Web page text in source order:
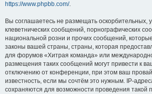
https://www.phpbb.com/.
Вы соглашаетесь не размещать оскорбительных,
клеветнических сообщений, порнографических
национальной розни и прочих сообщений,
законы вашей страны, страны, которая
для форумов «Хитрая команда» или
размещения таких сообщений могут привести к
отключению от конференции, при этом ваш
известность, если мы сочтём это нужным. IP-
сохраняются для возможности проведения такой